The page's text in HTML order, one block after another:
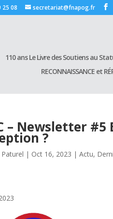
25 08 secretariat@fnapog.fr
110 ans Le Livre des Soutiens au
RECONNAISSANCE et
– Newsletter
?
| Oct 16, 2023 |Actu,